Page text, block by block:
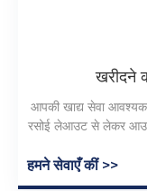
खरीदने
आपकी खाद्य सेवा
रसोई लेआउट से लेकर
हमने सेवाएँ कीं >>